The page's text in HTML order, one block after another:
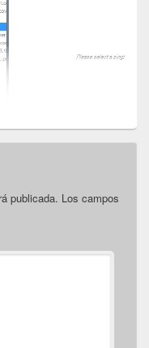
publicada. Los campos